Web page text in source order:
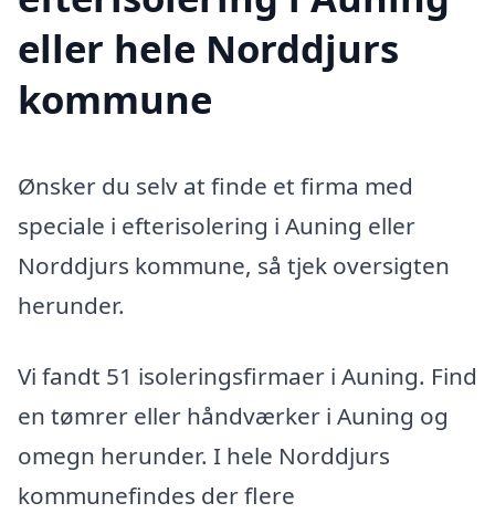
eller hele Norddjurs
kommune
Ønsker du selv at finde et firma med
speciale i efterisolering i Auning eller
Norddjurs kommune, så tjek oversigten
herunder.
Vi fandt 51 isoleringsfirmaer i Auning. Find
en tømrer eller håndværker i Auning og
omegn herunder. I hele Norddjurs
kommunefindes der flere